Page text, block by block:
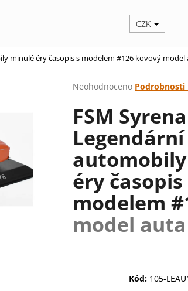
CZK
minulé éry časopis s modelem #126 kovový model
Průměrné
produktu
je
0,0
hvězdiček.
Neohodnoceno Podrobnosti
FSM
Legendární
éry časopis
modelem
model auta
Kód: 105-
WARHAMMER 40000: SPACE